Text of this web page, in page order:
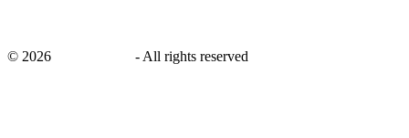
© 2026 - All rights reserved